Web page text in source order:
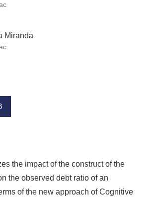
Miranda
the impact of the construct of the
the observed debt ratio of an
of the new approach of Cognitive